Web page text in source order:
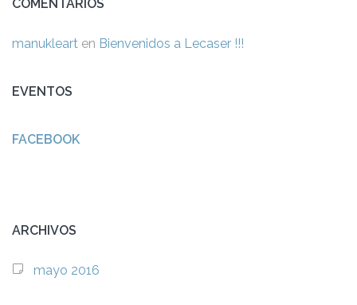
COMENTARIOS
manukleart en Bienvenidos a Lecaser !!!
EVENTOS
FACEBOOK
ARCHIVOS
mayo 2016